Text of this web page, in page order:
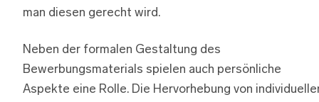
man diesen gerecht wird.
Neben der formalen Gestaltung des
Bewerbungsmaterials spielen auch persönliche
Aspekte eine Rolle. Die Hervorhebung von